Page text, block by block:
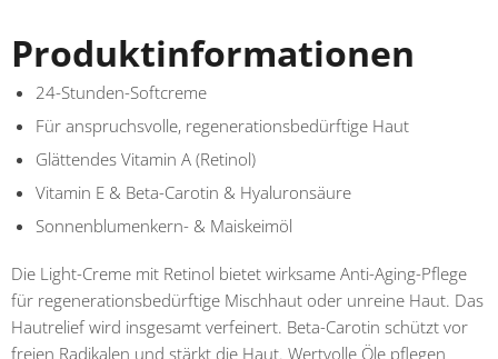
Produktinformationen
24-Stunden-Softcreme
Für anspruchsvolle, regenerationsbedürftige Haut
Glättendes Vitamin A (Retinol)
Vitamin E & Beta-Carotin & Hyaluronsäure
Sonnenblumenkern- & Maiskeimöl
Die Light-Creme mit Retinol bietet wirksame Anti-Aging-Pflege
für regenerationsbedürftige Mischhaut oder unreine Haut. Das
Hautrelief wird insgesamt verfeinert. Beta-Carotin schützt vor
freien Radikalen und stärkt die Haut. Wertvolle Öle pflegen